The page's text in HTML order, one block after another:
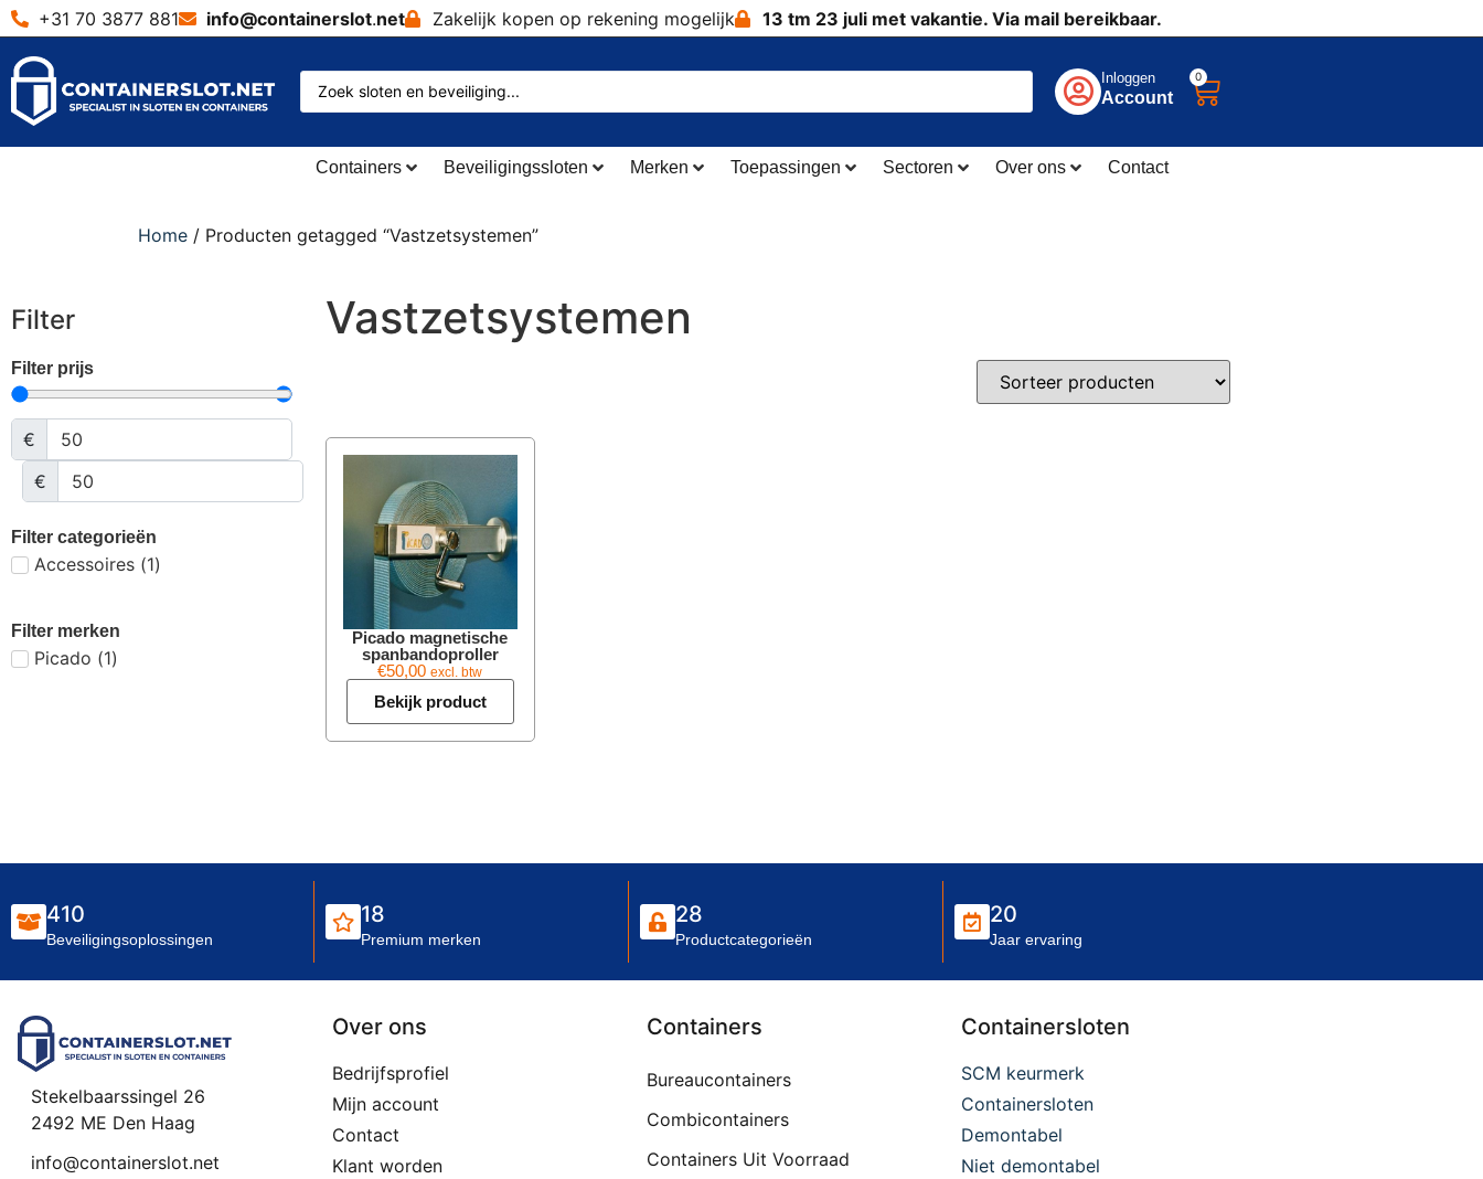
+31 70 3877 881 info@containerslot.net Zakelijk kopen op rekening mogelijk 13 tm 23 juli met vakantie. Via mail bereikbaar.
Inloggen
Account
0
Containers Beveiligingssloten Merken Toepassingen Sectoren Over ons Contact
Home / Producten getagged “Vastzetsystemen”
Filter
Filter prijs
€
€
Filter categorieën
Accessoires (1)
Filter merken
Picado (1)
Vastzetsystemen
Picado magnetische
spanbandoproller
€50,00 excl. btw
Bekijk product
410
Beveiligingsoplossingen
18
Premium merken
28
Productcategorieën
20
Jaar ervaring
Stekelbaarssingel 26
2492 ME Den Haag
info@containerslot.net
Over ons
Bedrijfsprofiel
Mijn account
Contact
Klant worden
Containers
Bureaucontainers
Combicontainers
Containers Uit Voorraad
Containersloten
SCM keurmerk
Containersloten
Demontabel
Niet demontabel